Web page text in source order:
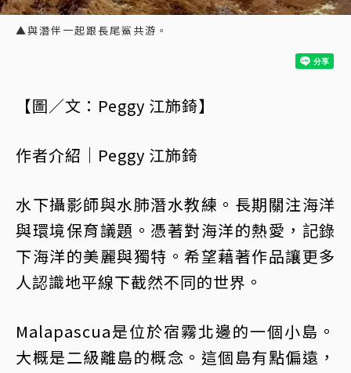
▲與潛伴一起跟長尾鯊共游。
【圖／文：Peggy 江斾錡】
作者介紹｜Peggy 江斾錡
水下攝影師與水肺潛水教練。長期關注海洋
與環境保育議題。憑著對海洋的熱愛，記錄
下海洋的美麗與獨特。希望藉著作品讓更多
人認識地平線下截然不同的世界。
Malapascua是位於宿霧北邊的一個小島。
大概是二級離島的概念。這個島有點偏遠，